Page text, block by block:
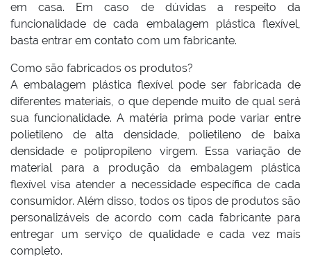
em casa. Em caso de dúvidas a respeito da
funcionalidade de cada embalagem plástica flexível,
basta entrar em contato com um fabricante.
Como são fabricados os produtos?
A embalagem plástica flexível pode ser fabricada de
diferentes materiais, o que depende muito de qual será
sua funcionalidade. A matéria prima pode variar entre
polietileno de alta densidade, polietileno de baixa
densidade e polipropileno virgem. Essa variação de
material para a produção da embalagem plástica
flexível visa atender a necessidade específica de cada
consumidor. Além disso, todos os tipos de produtos são
personalizáveis de acordo com cada fabricante para
entregar um serviço de qualidade e cada vez mais
completo.